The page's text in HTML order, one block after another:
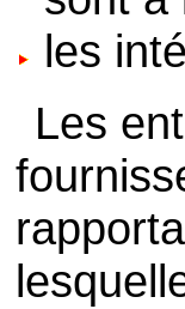
les
Les